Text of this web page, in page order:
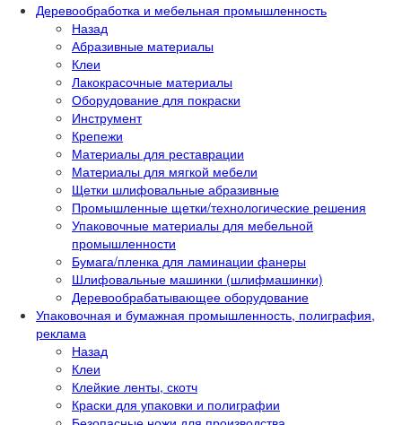
Деревообработка и мебельная промышленность
Назад
Абразивные материалы
Клеи
Лакокрасочные материалы
Оборудование для покраски
Инструмент
Крепежи
Материалы для реставрации
Материалы для мягкой мебели
Щетки шлифовальные абразивные
Промышленные щетки/технологические решения
Упаковочные материалы для мебельной
промышленности
Бумага/пленка для ламинации фанеры
Шлифовальные машинки (шлифмашинки)
Деревообрабатывающее оборудование
Упаковочная и бумажная промышленность, полиграфия,
реклама
Назад
Клеи
Клейкие ленты, скотч
Краски для упаковки и полиграфии